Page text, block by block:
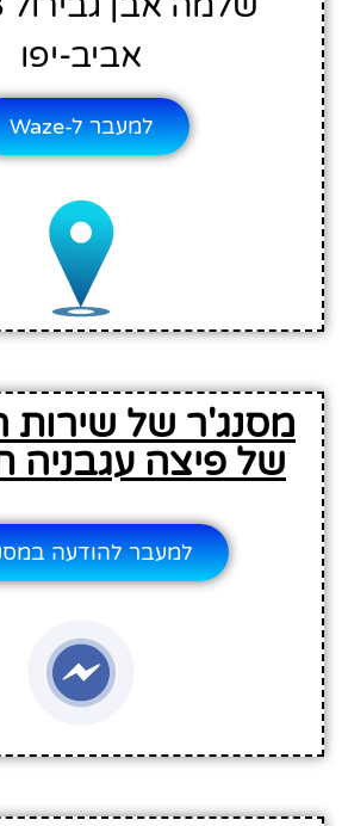
אביב-יפו
למעבר ל-Waze
מסנג'ר של שירות
של פיצה עגבניה
למעבר להודעה